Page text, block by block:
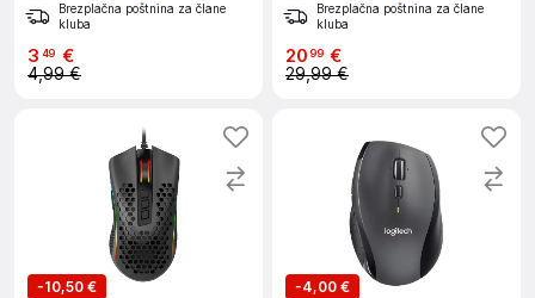
Brezplačna poštnina za člane
kluba
3 49 €
4,99 €
Brezplačna poštnina za člane
kluba
2099 €
29,99 €
-10,50 €
-4,00 €